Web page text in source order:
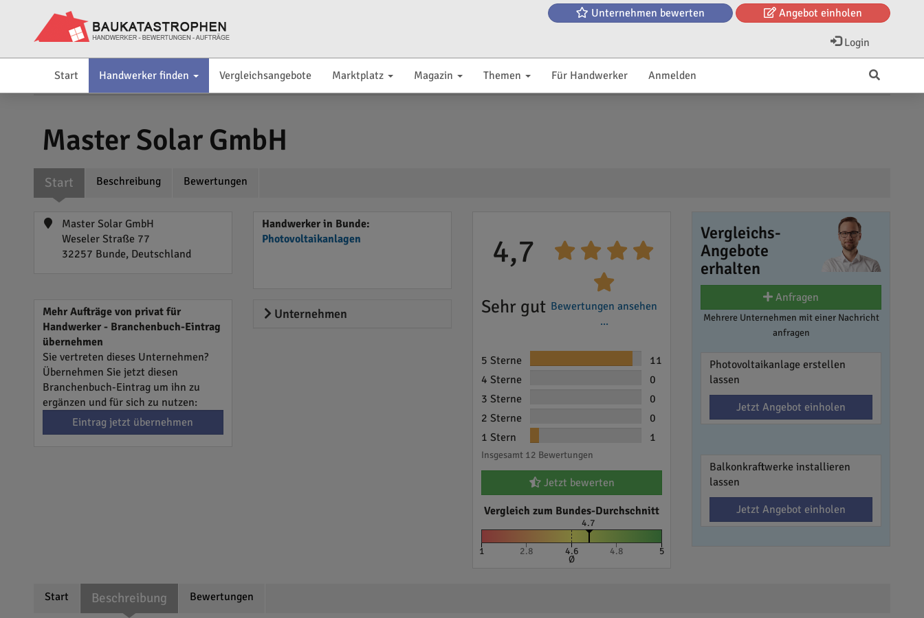
Unternehmen bewerten Angebot einholen
Login
Start Handwerker finden Vergleichsangebote Marktplatz Magazin Themen Für Handwerker Anmelden
Master Solar GmbH
Start Beschreibung Bewertungen
Master Solar GmbH
Weseler Straße 77
32257 Bunde, Deutschland
Handwerker in Bunde:
Photovoltaikanlagen
Mehr Aufträge von privat für
Handwerker - Branchenbuch-Eintrag
übernehmen
Sie vertreten dieses Unternehmen?
Übernehmen Sie jetzt diesen
Branchenbuch-Eintrag um ihn zu
ergänzen und für sich zu nutzen:
Eintrag jetzt übernehmen
Unternehmen
4,7
Sehr gut Bewertungen ansehen
...
5 Sterne
11
4 Sterne
0
3 Sterne
0
2 Sterne
0
1 Stern
1
Insgesamt 12 Bewertungen
Jetzt bewerten
Vergleich zum Bundes-Durchschnitt
4.7
1 2.8 4.6
Ø
4.8 5
Vergleichs-
Angebote
erhalten
Anfragen
Mehrere Unternehmen mit einer Nachricht
anfragen
Photovoltaikanlage erstellen
lassen
Jetzt Angebot einholen
Balkonkraftwerke installieren
lassen
Jetzt Angebot einholen
Start Beschreibung Bewertungen